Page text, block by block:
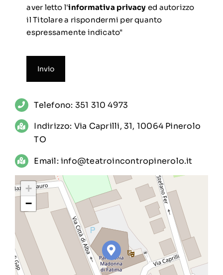
aver letto l'informativa privacy ed autorizzo
il Titolare a rispondermi per quanto
espressamente indicato"
Invio
Telefono: 351 310 4973
Indirizzo: Via Caprilli, 31, 10064 Pinerolo
TO
Email: info@teatroincontropinerolo.it
+
−